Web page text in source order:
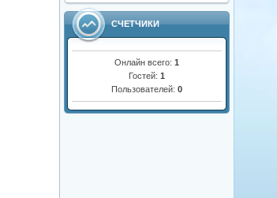
СЧЕТЧИКИ
Онлайн всего:1
Гостей:1
Пользователей:0